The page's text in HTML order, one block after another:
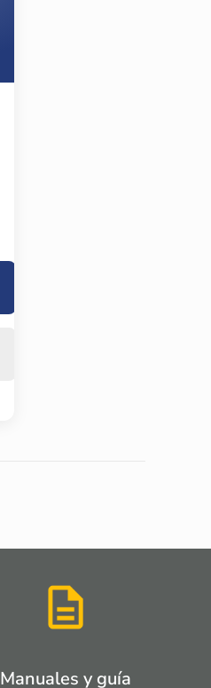
Manuales y guía